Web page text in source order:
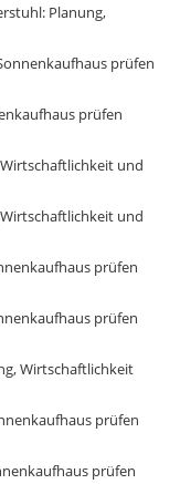
Planung,
prüfen
prüfen
und
und
prüfen
prüfen
Wirtschaftlichkeit
prüfen
prüfen